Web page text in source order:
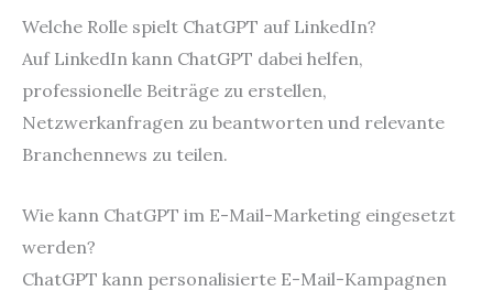
Welche Rolle spielt ChatGPT auf LinkedIn?
Auf LinkedIn kann ChatGPT dabei helfen,
professionelle Beiträge zu erstellen,
Netzwerkanfragen zu beantworten und relevante
Branchennews zu teilen.
Wie kann ChatGPT im E-Mail-Marketing eingesetzt
werden?
ChatGPT kann personalisierte E-Mail-Kampagnen